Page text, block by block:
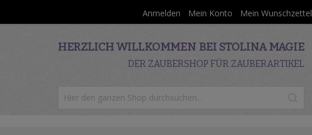
Anmelden Mein Konto Mein Wunschzettel
HERZLICH WILLKOMMEN BEI STOLINA MAGIE
DER ZAUBERSHOP FÜR ZAUBERARTIKEL